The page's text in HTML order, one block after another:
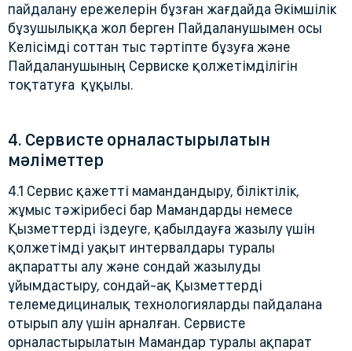
пайдалану ережелерін бұзған жағдайда Әкімшілік
бұзушылыққа жол берген Пайдаланушымен осы
Келісімді соттан тыс тәртіпте бұзуға және
Пайдаланушының Сервиске қолжетімділігін
тоқтатуға құқылы.
4. Сервисте орналастырылатын
мәліметтер
4.1 Сервис қажетті мамандандыру, біліктілік,
жұмыс тәжірибесі бар Мамандарды немесе
Қызметтерді іздеуге, қабылдауға жазылу үшін
қолжетімді уақыт интервалдары туралы
ақпаратты алу және сондай жазылуды
ұйымдастыру, сондай-ақ Қызметтерді
телемедициналық технологияларды пайдалана
отырып алу үшін арналған. Сервисте
орналастырылатын Мамандар туралы ақпарат